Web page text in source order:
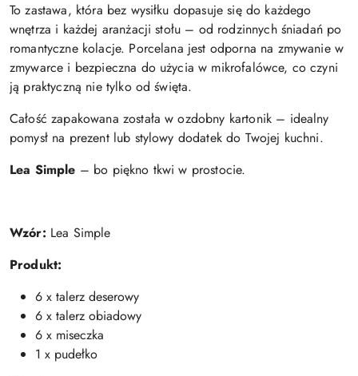
To zastawa, która bez wysiłku dopasuje się do każdego
wnętrza i każdej aranżacji stołu – od rodzinnych śniadań po
romantyczne kolacje. Porcelana jest odporna na zmywanie w
zmywarce i bezpieczna do użycia w mikrofalówce, co czyni
ją praktyczną nie tylko od święta.
Całość zapakowana została w ozdobny kartonik – idealny
pomysł na prezent lub stylowy dodatek do Twojej kuchni.
Lea Simple – bo piękno tkwi w prostocie.
Wzór: Lea Simple
Produkt:
6 x talerz deserowy
6 x talerz obiadowy
6 x miseczka
1 x pudełko